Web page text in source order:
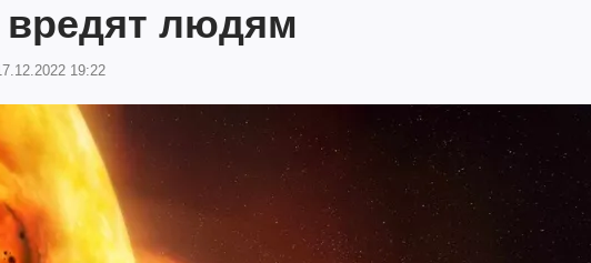
вредят людям
19:22